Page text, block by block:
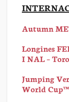
Autumn
Longines
I NAL –
Jumping
World Cup™